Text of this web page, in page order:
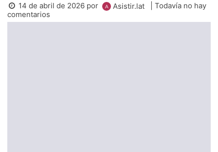
14 de abril de 2026 por Asistir.lat
| Todavía no hay
comentarios